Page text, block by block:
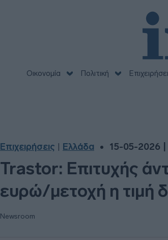
Οικονομία Πολιτική
Επιχειρήσεις Ελλάδα 15-05-2026 |
Trastor: Επιτυχής
ευρώ/μετοχή η τιμή
Newsroom